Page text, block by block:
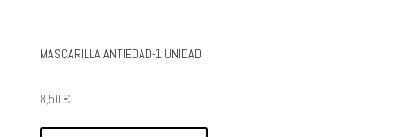
MASCARILLA ANTIEDAD-1 UNIDAD
8,50 €